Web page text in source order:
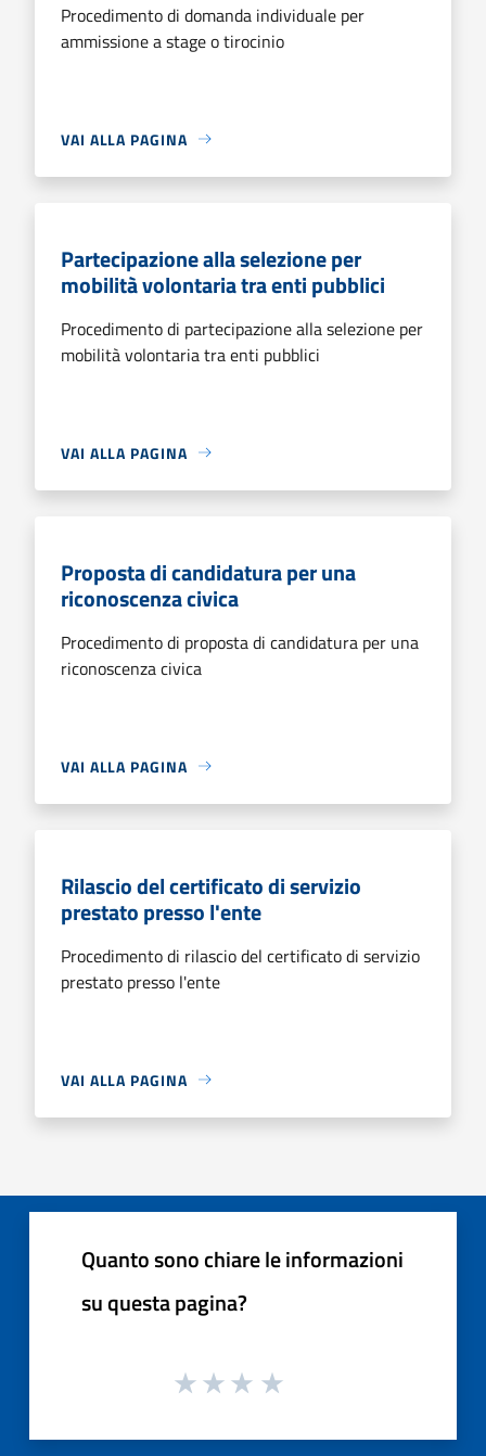
Procedimento di domanda individuale per
ammissione a stage o tirocinio
VAI ALLA PAGINA
Partecipazione alla selezione per
mobilità volontaria tra enti pubblici
Procedimento di partecipazione alla selezione per
mobilità volontaria tra enti pubblici
VAI ALLA PAGINA
Proposta di candidatura per una
riconoscenza civica
Procedimento di proposta di candidatura per una
riconoscenza civica
VAI ALLA PAGINA
Rilascio del certificato di servizio
prestato presso l'ente
Procedimento di rilascio del certificato di servizio
prestato presso l'ente
VAI ALLA PAGINA
Quanto sono chiare le informazioni
su questa pagina?